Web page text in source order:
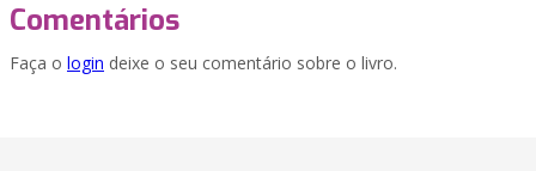
Comentários
Faça o login deixe o seu comentário sobre o livro.